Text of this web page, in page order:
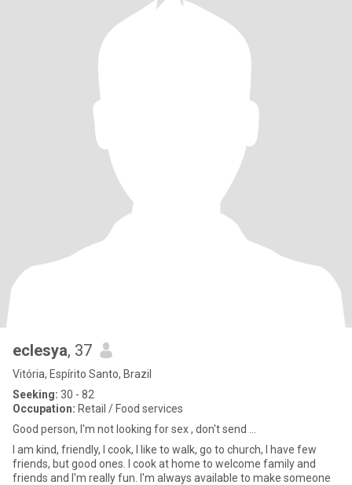
eclesya, 37
Vitória, Espírito Santo, Brazil
Seeking: 30 - 82
Occupation: Retail / Food services
Good person, I'm not looking for sex , don't send ...
I am kind, friendly, I cook, I like to walk, go to church, I have few
friends, but good ones. I cook at home to welcome family and
friends and I'm really fun. I'm always available to make someone